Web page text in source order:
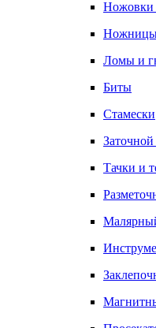
Ножовки
Ножницы
Ломы и
Биты
Стамески
Тачки и